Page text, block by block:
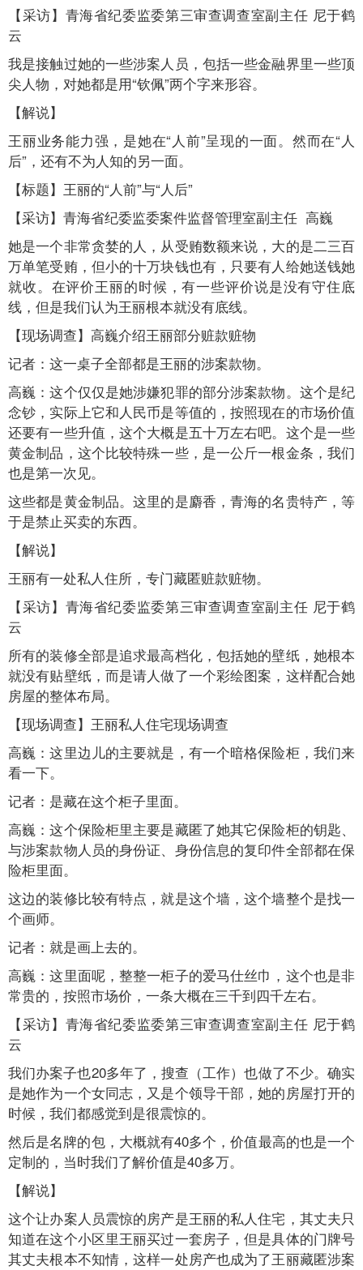
【采访】青海省纪委监委第三审查调查室副主任 尼于鹤
云
我是接触过她的一些涉案人员，包括一些金融界里一些顶
尖人物，对她都是用“钦佩”两个字来形容。
【解说】
王丽业务能力强，是她在“人前”呈现的一面。然而在“人
后”，还有不为人知的另一面。
【标题】王丽的“人前”与“人后”
【采访】青海省纪委监委案件监督管理室副主任 高巍
她是一个非常贪婪的人，从受贿数额来说，大的是二三百
万单笔受贿，但小的十万块钱也有，只要有人给她送钱她
就收。在评价王丽的时候，有一些评价说是没有守住底
线，但是我们认为王丽根本就没有底线。
【现场调查】高巍介绍王丽部分赃款赃物
记者：这一桌子全部都是王丽的涉案款物。
高巍：这个仅仅是她涉嫌犯罪的部分涉案款物。这个是纪
念钞，实际上它和人民币是等值的，按照现在的市场价值
还要有一些升值，这个大概是五十万左右吧。这个是一些
黄金制品，这个比较特殊一些，是一公斤一根金条，我们
也是第一次见。
这些都是黄金制品。这里的是麝香，青海的名贵特产，等
于是禁止买卖的东西。
【解说】
王丽有一处私人住所，专门藏匿赃款赃物。
【采访】青海省纪委监委第三审查调查室副主任 尼于鹤
云
所有的装修全部是追求最高档化，包括她的壁纸，她根本
就没有贴壁纸，而是请人做了一个彩绘图案，这样配合她
房屋的整体布局。
【现场调查】王丽私人住宅现场调查
高巍：这里边儿的主要就是，有一个暗格保险柜，我们来
看一下。
记者：是藏在这个柜子里面。
高巍：这个保险柜里主要是藏匿了她其它保险柜的钥匙、
与涉案款物人员的身份证、身份信息的复印件全部都在保
险柜里面。
这边的装修比较有特点，就是这个墙，这个墙整个是找一
个画师。
记者：就是画上去的。
高巍：这里面呢，整整一柜子的爱马仕丝巾，这个也是非
常贵的，按照市场价，一条大概在三千到四千左右。
【采访】青海省纪委监委第三审查调查室副主任 尼于鹤
云
我们办案子也20多年了，搜查（工作）也做了不少。确实
是她作为一个女同志，又是个领导干部，她的房屋打开的
时候，我们都感觉到是很震惊的。
然后是名牌的包，大概就有40多个，价值最高的也是一个
定制的，当时我们了解价值是40多万。
【解说】
这个让办案人员震惊的房产是王丽的私人住宅，其丈夫只
知道在这个小区里王丽买过一套房子，但是具体的门牌号
其丈夫根本不知情，这样一处房产也成为了王丽藏匿涉案